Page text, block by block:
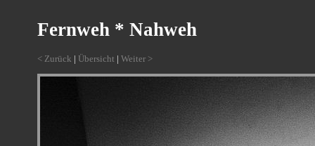
Fernweh * Nahweh
< Zurück | Übersicht |Weiter >